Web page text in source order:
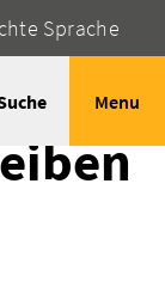
Sprache
Menu